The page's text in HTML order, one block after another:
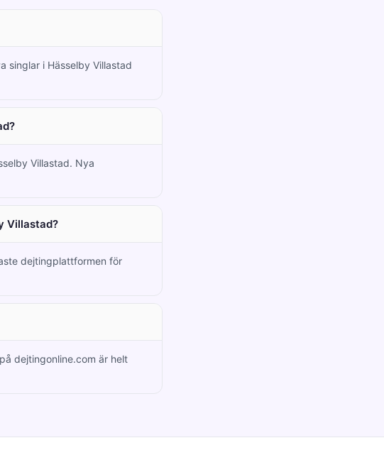
singlar i Hässelby Villastad
Villastad. Nya
Villastad?
dejtingplattformen för
dejtingonline.com är helt